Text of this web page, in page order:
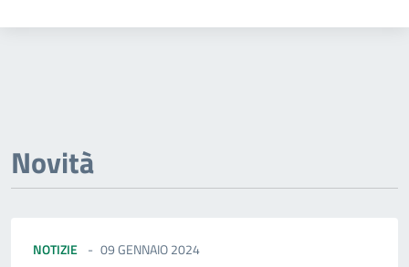
Dettagli della notizia
Novità
NOTIZIE 09 GENNAIO 2024